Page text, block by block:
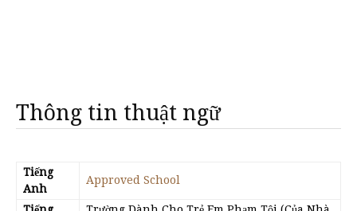
Thông tin thuật ngữ
Tiếng
Anh
Approved School